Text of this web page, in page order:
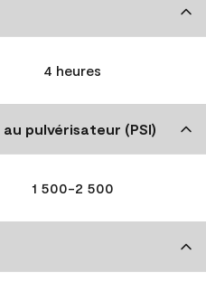
4 heures
pulvérisateur (PSI)
1 500-2 500